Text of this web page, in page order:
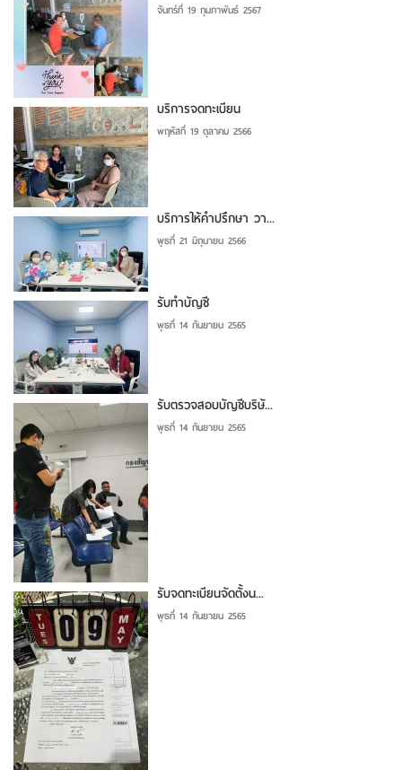
จันทร์ที่ 19 กุมภาพันธ์ 2567
บริการจดทะเบียน
พฤหัสที่ 19 ตุลาคม 2566
บริการให้คำปรึกษา วา...
พุธที่ 21 มิถุนายน 2566
รับทำบัญชี
พุธที่ 14 กันยายน 2565
รับตรวจสอบบัญชีบริษั...
พุธที่ 14 กันยายน 2565
รับจดทะเบียนจัดตั้งน...
พุธที่ 14 กันยายน 2565